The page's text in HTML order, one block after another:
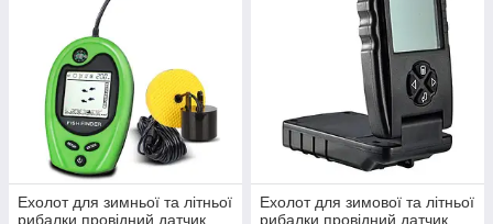
Ехолот для зимньої та літньої
рибалки провідний датчик
Ехолот для зимової та літньої
рибалки провідний датчик